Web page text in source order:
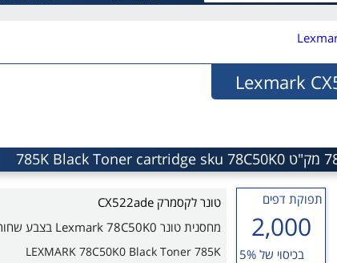
תפוקת דפים
2,000
בכיסוי של 5%
טונר לקסמרק CX522ade
מחסנית טונר Lexmark 78C50K0 בצבע שחור
LEXMARK 78C50K0 Black Toner 785K